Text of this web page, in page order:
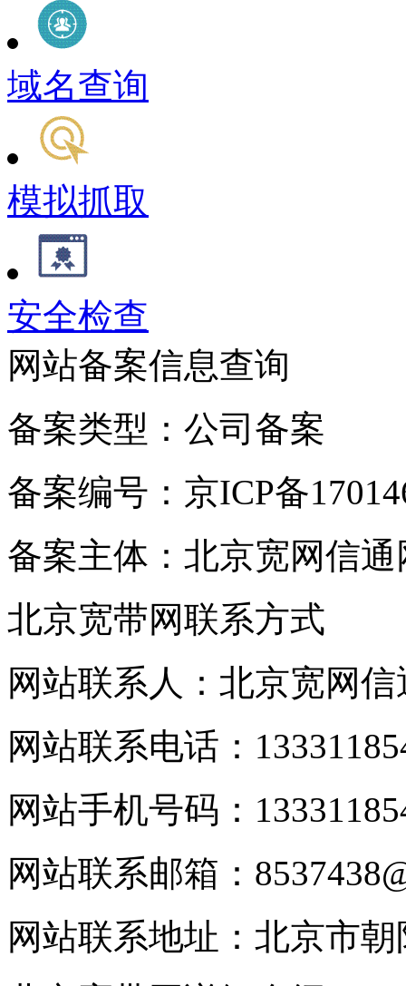
域名查询
模拟抓取
安全检查
网站备案信息查询
备案类型：公司备案
备案编号：京ICP备
备案主体：北京宽网信
北京宽带网联系方式
网站联系人：北京宽网
网站联系电话：
网站手机号码：
网站联系邮箱：
网站联系地址：北京市